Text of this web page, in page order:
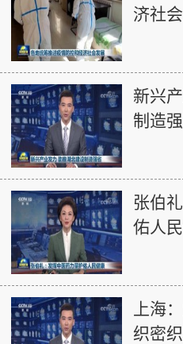
济社
新兴
制造
张伯
佑人
上海
织密